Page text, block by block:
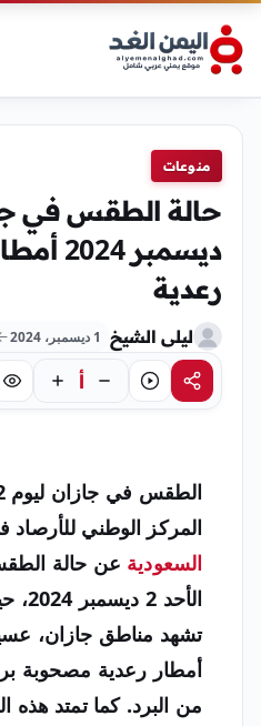
منوعات
رعدية
ليلى الشيخ 1 ديسمبر، 2024
مشاركةاستماع أ
الطقس في جازان ليوم 2 ديسمبر 2024 أعلن
المركز الوطني للأرصاد
السعودية عن حالة
تشهد مناطق جازان،
أمطار رعدية مصحوبة
من البرد. كما تمتد هذه